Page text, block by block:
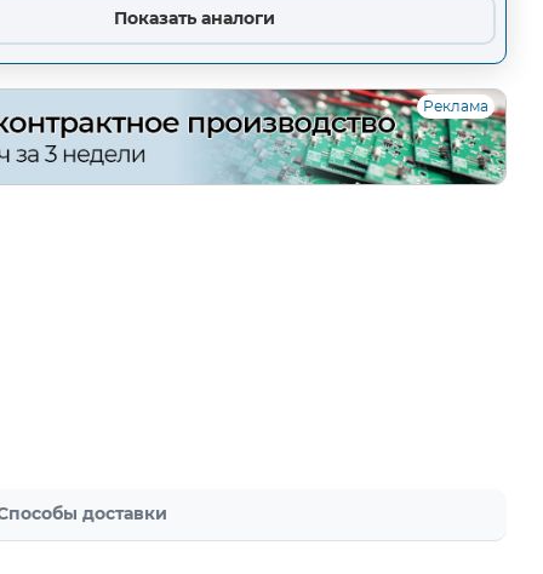
Показать аналоги
Реклама
доставки